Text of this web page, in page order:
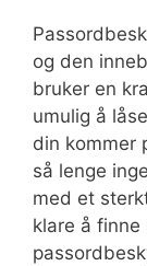
og den
bruker en
umulig å
din kommer
så lenge
med et
klare å